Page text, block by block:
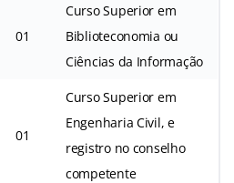
01
Curso Superior em
Biblioteconomia ou
Ciências da Informação
01
Curso Superior em
Engenharia Civil, e
registro no conselho
competente